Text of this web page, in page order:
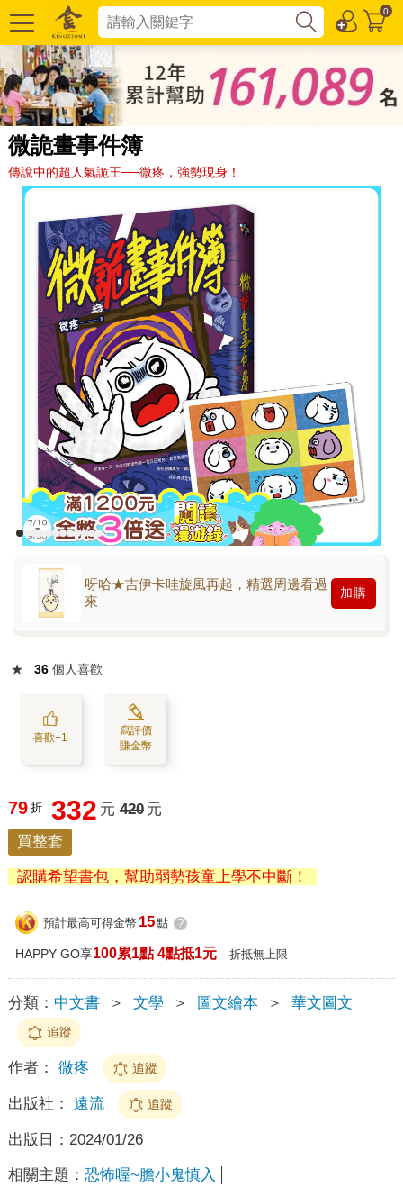
0
微詭畫事件簿
傳說中的超人氣詭王──微疼，強勢現身！
呀哈★吉伊卡哇旋風再起，精選周邊看過
來
加購
★ 36 個人喜歡
喜歡+1
寫評價
賺金幣
79 折 332 元 420 元
買整套
認購希望書包，幫助弱勢孩童上學不中斷！
預計最高可得金幣 15點 ?
HAPPY GO享100累1點 4點抵1元 折抵無上限
分類： 中文書 ＞ 文學 ＞ 圖文繪本 ＞ 華文圖文
追蹤
作者： 微疼 追蹤
出版社： 遠流 追蹤
出版日： 2024/01/26
相關主題： 恐怖喔~膽小鬼慎入